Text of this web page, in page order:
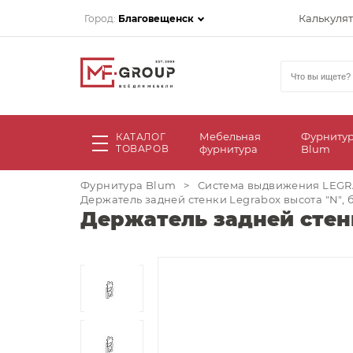
Город: Благовещенск
КАТАЛОГ
ТОВАРОВ
Мебельная
фурнитура
Blum
Фурнитура Blum >
Система выдвижения
Держатель задней стенки Legrabox высота
Держатель задней